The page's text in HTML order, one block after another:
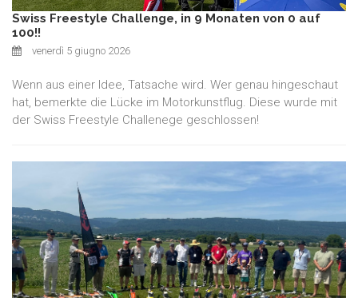
Swiss Freestyle Challenge, in 9 Monaten von 0 auf
100!!
venerdì 5 giugno 2026
Wenn aus einer Idee, Tatsache wird. Wer genau hingeschaut
hat, bemerkte die Lücke im Motorkunstflug. Diese wurde mit
der Swiss Freestyle Challenege geschlossen!